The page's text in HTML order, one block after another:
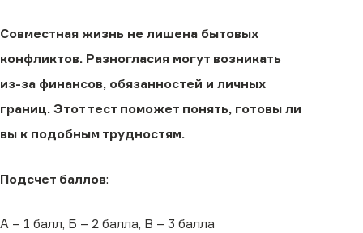
Совместная жизнь не лишена бытовых
конфликтов. Разногласия могут возникать
из-за финансов, обязанностей и личных
границ. Этот тест поможет понять, готовы ли
вы к подобным трудностям.
Подсчет баллов:
А – 1 балл, Б – 2 балла, В – 3 балла